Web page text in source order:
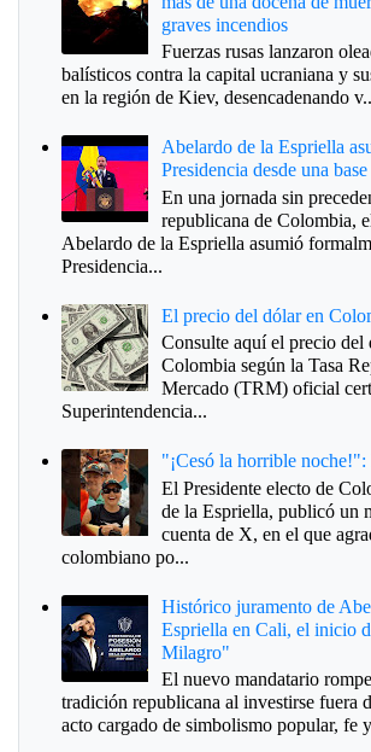
graves incendios
Fuerzas rusas lanzaron
balísticos contra la capital ucraniana y
en la región de Kiev, desencadenando
Abelardo de la Espriella
Presidencia desde una
En una jornada sin
republicana de Colombia,
Abelardo de la Espriella asumió
Presidencia...
El precio del dólar en
Consulte aquí el precio del
Colombia según la Tasa
Mercado (TRM) oficial
Superintendencia...
"¡Cesó la horrible
El Presidente electo de
de la Espriella, publicó un
cuenta de X, en el que
colombiano po...
Histórico juramento de
Espriella en Cali, el inicio
Milagro"
El nuevo mandatario
tradición republicana al investirse fuera
acto cargado de simbolismo popular, fe